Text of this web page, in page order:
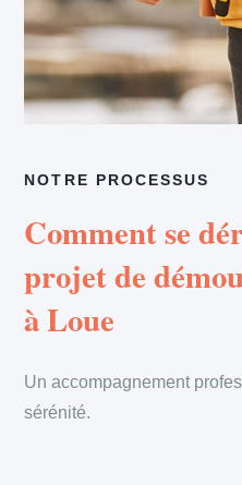
NOTRE PROCESSUS
Comment se
projet de
à Loue
Un accompagnement
sérénité.